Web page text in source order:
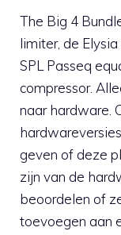
The Big 4
limiter, de
SPL Passeq
compressor.
naar hardware.
geven of deze
zijn van de
beoordelen of
toevoegen aan